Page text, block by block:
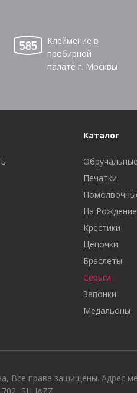
Клеймение в
пробирной
палате г. Москвы
Каталог
Печатки
На
Крестики
Цепочки
Браслеты
Серьги
Запонки
Медальоны
Все права защищены. Адрес